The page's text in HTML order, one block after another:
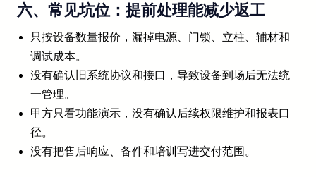
六、常见坑位：提前处理能减少返工
只按设备数量报价，漏掉电源、门锁、立柱、辅材和
调试成本。
没有确认旧系统协议和接口，导致设备到场后无法统
一管理。
甲方只看功能演示，没有确认后续权限维护和报表口
径。
没有把售后响应、备件和培训写进交付范围。